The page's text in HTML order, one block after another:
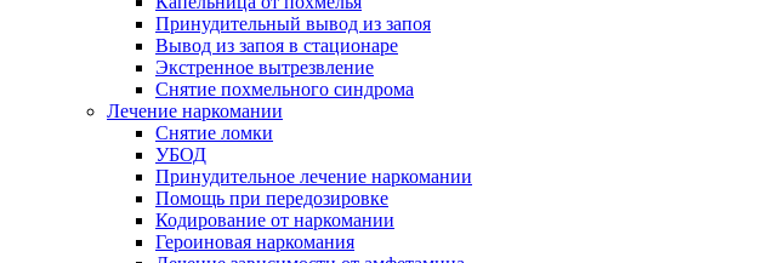
Принудительный вывод из запоя
Вывод из запоя в стационаре
Экстренное вытрезвление
Снятие похмельного синдрома
Лечение наркомании
Снятие ломки
УБОД
Принудительное лечение наркомании
Помощь при передозировке
Кодирование от наркомании
Героиновая наркомания